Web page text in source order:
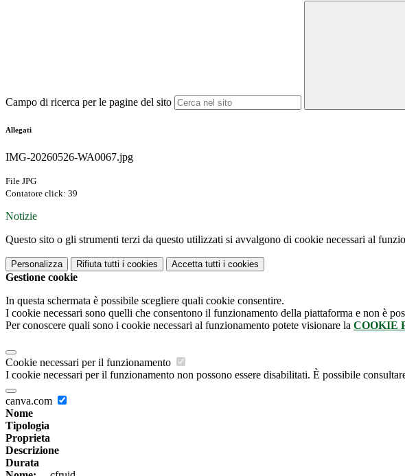
Campo di ricerca per le pagine del sito
Allegati
IMG-20260526-WA0067.jpg
File JPG
Contatore click: 39
Notizie
Questo sito o gli strumenti terzi da questo utilizzati si avvalgono di cookie necessari al
Personalizza Rifiuta tutti i cookies Accetta tutti i cookies
Gestione cookie
In questa schermata è possibile scegliere quali cookie consentire.
I cookie necessari sono quelli che consentono il funzionamento della piattaforma e non è
Per conoscere quali sono i cookie necessari al funzionamento potete visionare la COOKIE
Cookie necessari per il funzionamento
I cookie necessari per il funzionamento non possono essere disabilitati. È possibile
canva.com
Nome
Tipologia
Proprieta
Descrizione
Durata